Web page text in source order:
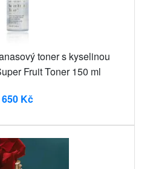
toner s kyselinou
Fruit Toner 150 ml
650 Kč